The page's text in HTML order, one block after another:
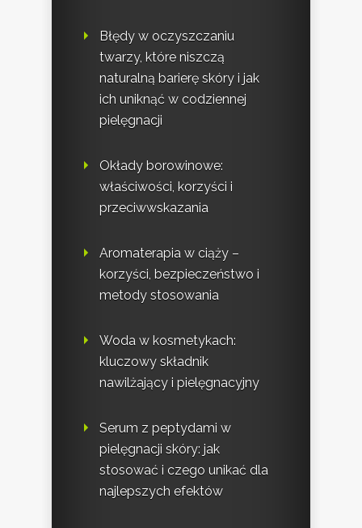
Błędy w oczyszczaniu
twarzy, które niszczą
naturalną barierę skóry i jak
ich uniknąć w codziennej
pielęgnacji
Okłady borowinowe:
właściwości, korzyści i
przeciwwskazania
Aromaterapia w ciąży –
korzyści, bezpieczeństwo i
metody stosowania
Woda w kosmetykach:
kluczowy składnik
nawilżający i pielęgnacyjny
Serum z peptydami w
pielęgnacji skóry: jak
stosować i czego unikać dla
najlepszych efektów